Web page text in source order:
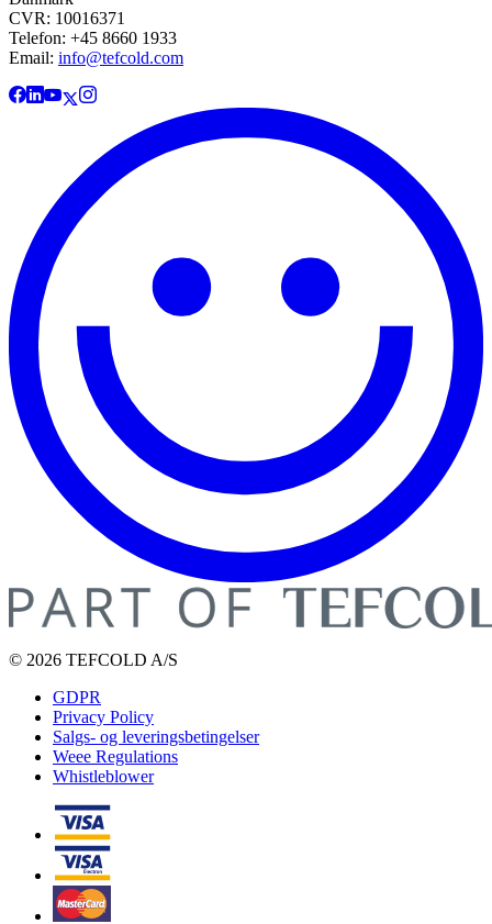
CVR: 10016371
Telefon: +45 8660 1933
Email: info@tefcold.com
© 2026 TEFCOLD A/S
GDPR
Privacy Policy
Salgs- og leveringsbetingelser
Weee Regulations
Whistleblower